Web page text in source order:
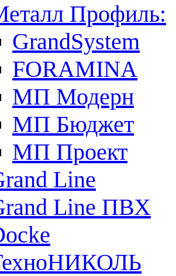
Профиль:
GrandSystem
FORAMINA
МП Модерн
МП Бюджет
МП Проект
Line
Line ПВХ